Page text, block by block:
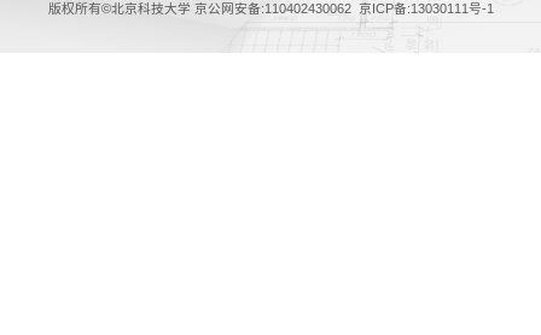
版权所有©北京科技大学 京公网安备:110402430062 京ICP备:13030111号-1